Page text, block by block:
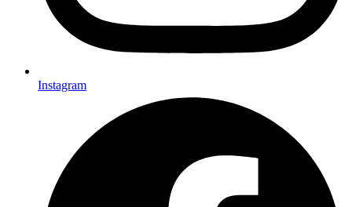
Instagram